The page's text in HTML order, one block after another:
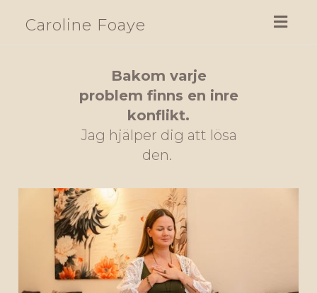
Caroline Foaye
Bakom varje
problem finns en inre
konflikt.
Jag hjälper dig att lösa
den.